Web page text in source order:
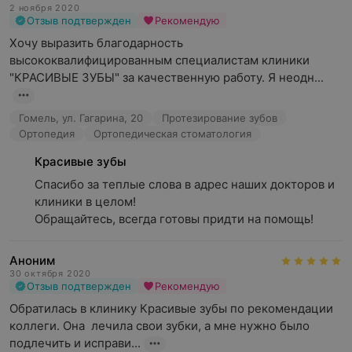
жевании, может быть признаком проблем с суставами
(например, височно-нижнечелюстного сустава) или
заболевания зубов.
Услуги терапевтической стоматологии
Кариес — одно из самых распространенных
заболеваний зубов, которое возникает из-за
образующихся в процессе обмена веществ
бактерий. Лечение кариеса включает удаление
пораженной ткани и восстановление зуба
с помощью пломбирования.
Это воспаление тканей, окружающих корень зуба,
что может привести к его подвижности или даже
утрате. Периодонтит часто является результатом
запущенного воспаления десен (гингивита). Лечение
периодонтита требует комплексного подхода:
от профессиональной чистки до применения
2 ноября 2020
Отзыв подтвержден Рекомендую
Хочу выразить благодарность
высококвалифицированным специалистам клиники
"КРАСИВЫЕ ЗУБЫ" за качественную работу. Я неодн...
Гомель, ул. Гагарина, 20
Протезирование зубов
Ортопедия
Ортопедическая стоматология
Красивые зубы
Спасибо за теплые слова в адрес наших докторов и
клиники в целом!
Обращайтесь, всегда готовы придти на помощь!
Аноним
30 октября 2020
Отзыв подтвержден Рекомендую
Обратилась в клинику Красивые зубы по рекомендации
коллеги. Она  лечила свои зубки, а мне нужно было
подлечить и исправи...